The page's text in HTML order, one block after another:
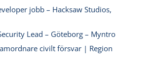
jobb – Hacksaw Studios,
Lead – Göteborg – Myntro
civilt försvar | Region